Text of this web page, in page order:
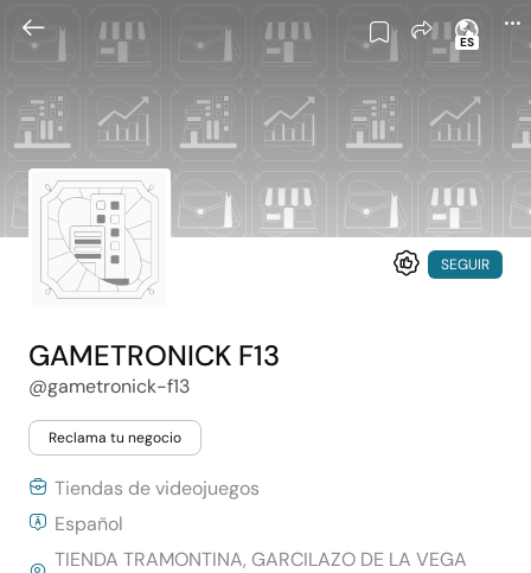
ES
SEGUIR
GAMETRONICK F13
@gametronick-f13
Reclama tu negocio
Tiendas de videojuegos
Español
TIENDA TRAMONTINA, GARCILAZO DE LA VEGA